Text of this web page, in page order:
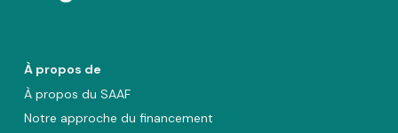
À propos de
À propos du SAAF
Notre approche du financement